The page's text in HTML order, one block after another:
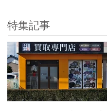
特集記事